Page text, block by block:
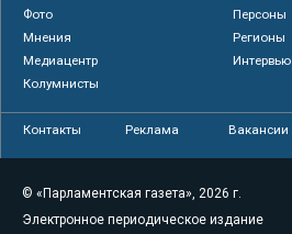
Фото
Персоны
Мнения
Регионы
Медиацентр
Интервью
Колумнисты
Контакты Реклама Вакансии
© «Парламентская газета», 2026 г.
Электронное периодическое издание